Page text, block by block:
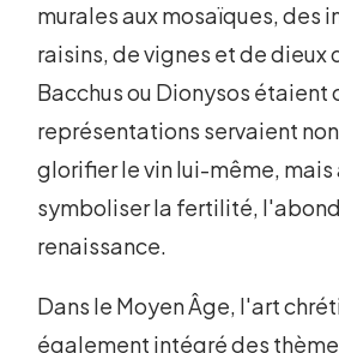
murales aux mosaïques, des
raisins, de vignes et de dieux
Bacchus ou Dionysos étaient
représentations servaient
glorifier le vin lui-même, mais
symboliser la fertilité,
renaissance.
Dans le Moyen Âge, l'art
également intégré des